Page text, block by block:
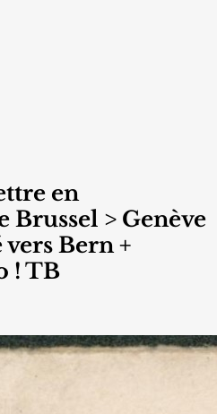
en
> Genève
Bern +
! TB